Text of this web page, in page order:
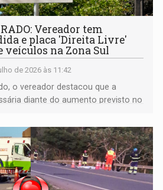
Vereador tem
e placa 'Direita Livre'
na Zona Sul
de 2026 às 11:42
o vereador destacou que a
diante do aumento previsto no